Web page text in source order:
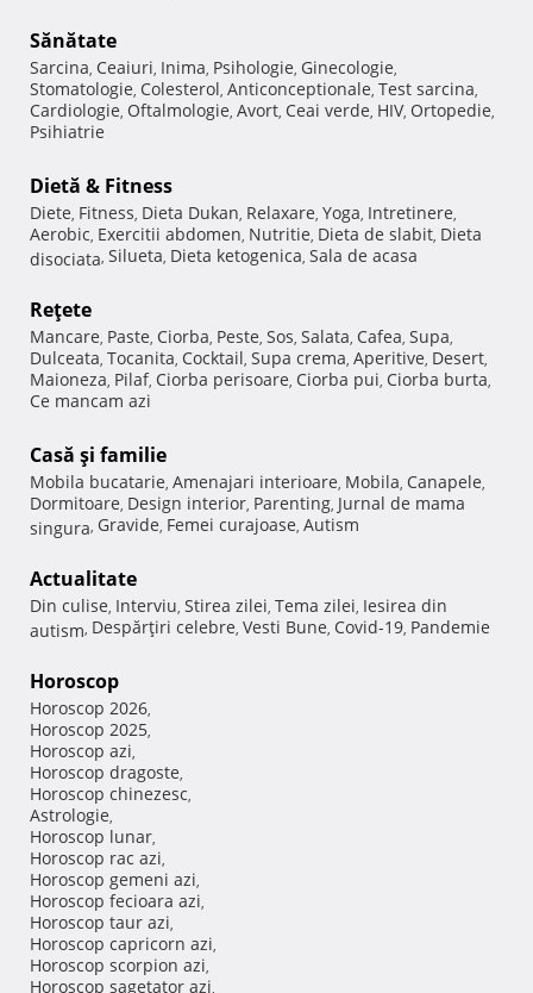
Sănătate
Sarcina, Ceaiuri, Inima, Psihologie, Ginecologie,
Stomatologie, Colesterol, Anticonceptionale, Test sarcina,
Cardiologie, Oftalmologie, Avort, Ceai verde, HIV, Ortopedie,
Psihiatrie
Dietă & Fitness
Diete, Fitness, Dieta Dukan, Relaxare, Yoga, Intretinere,
Aerobic, Exercitii abdomen, Nutritie, Dieta de slabit, Dieta
disociata, Silueta, Dieta ketogenica, Sala de acasa
Reţete
Mancare, Paste, Ciorba, Peste, Sos, Salata, Cafea, Supa,
Dulceata, Tocanita, Cocktail, Supa crema, Aperitive, Desert,
Maioneza, Pilaf, Ciorba perisoare, Ciorba pui, Ciorba burta,
Ce mancam azi
Casă şi familie
Mobila bucatarie, Amenajari interioare, Mobila, Canapele,
Dormitoare, Design interior, Parenting, Jurnal de mama
singura, Gravide, Femei curajoase, Autism
Actualitate
Din culise, Interviu, Stirea zilei, Tema zilei, Iesirea din
autism, Despărţiri celebre, Vesti Bune, Covid-19, Pandemie
Horoscop
Horoscop 2026,
Horoscop 2025,
Horoscop azi,
Horoscop dragoste,
Horoscop chinezesc,
Astrologie,
Horoscop lunar,
Horoscop rac azi,
Horoscop gemeni azi,
Horoscop fecioara azi,
Horoscop taur azi,
Horoscop capricorn azi,
Horoscop scorpion azi,
Horoscop sagetator azi,